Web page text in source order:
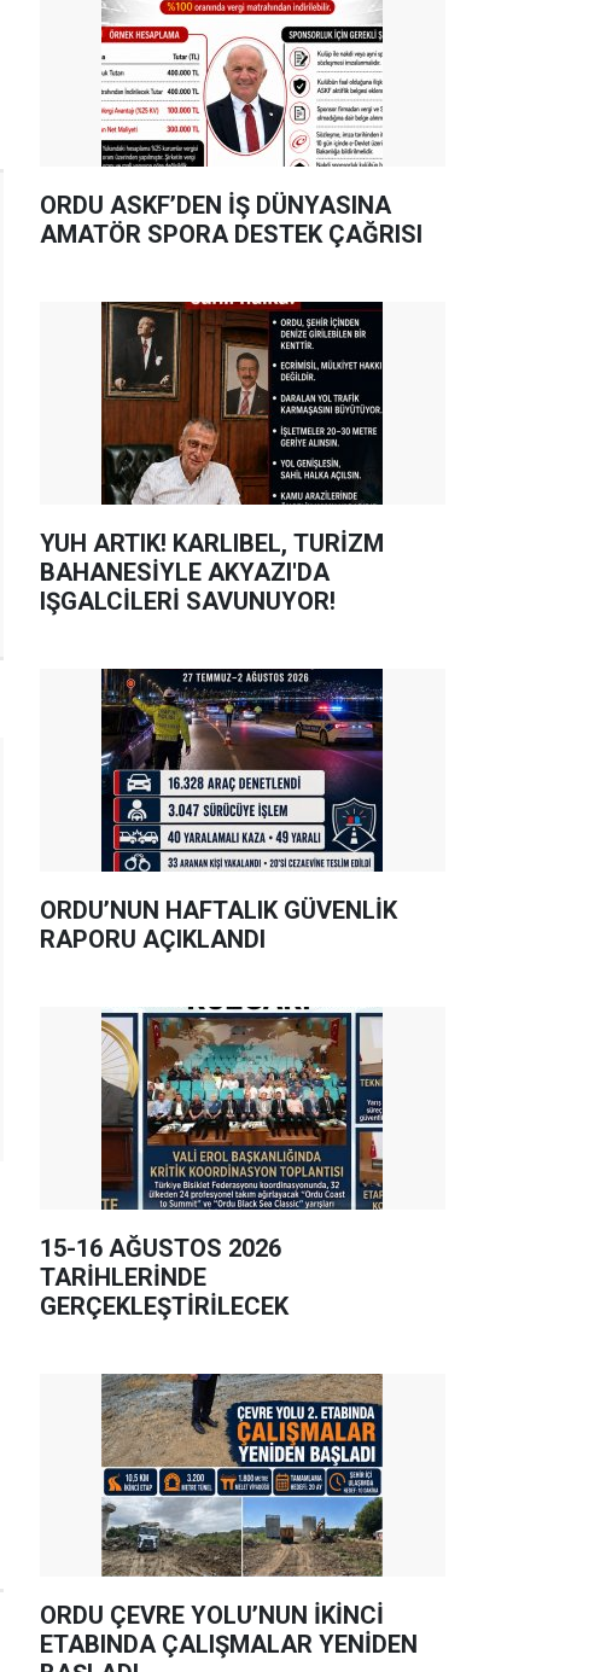
ORDU ASKF’DEN İŞ DÜNYASINA
AMATÖR SPORA DESTEK ÇAĞRISI
YUH ARTIK! KARLIBEL, TURİZM
BAHANESİYLE AKYAZI'DA
IŞGALCİLERİ SAVUNUYOR!
ORDU’NUN HAFTALIK GÜVENLİK
RAPORU AÇIKLANDI
15-16 AĞUSTOS 2026
TARİHLERİNDE
GERÇEKLEŞTİRİLECEK
ORDU ÇEVRE YOLU’NUN İKİNCİ
ETABINDA ÇALIŞMALAR YENİDEN